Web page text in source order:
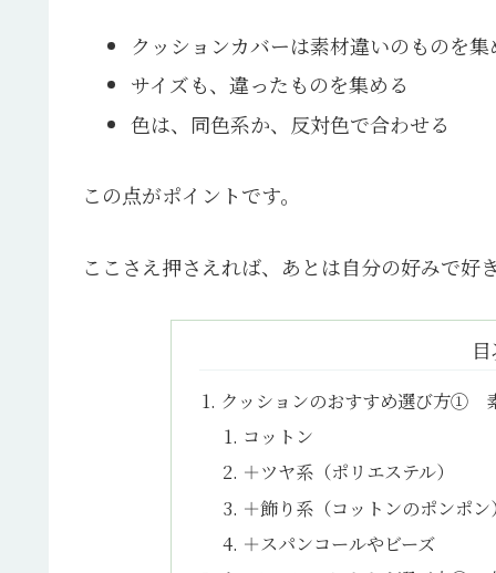
クッションカバーは素材違いのものを集
サイズも、違ったものを集める
色は、同色系か、反対色で合わせる
この点がポイントです。
ここさえ押さえれば、あとは自分の好みで好
クッションのおすすめ選び方①
コットン
＋ツヤ系（ポリエステル）
＋飾り系（コットンのポンポン
＋スパンコールやビーズ